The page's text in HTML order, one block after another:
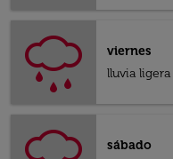
viernes
lluvia ligera
sábado